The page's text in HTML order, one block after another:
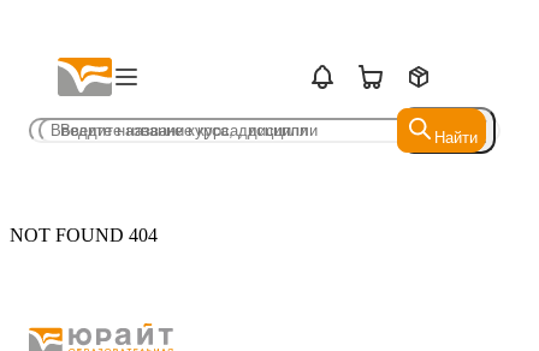
Найти
Найти
NOT FOUND 404